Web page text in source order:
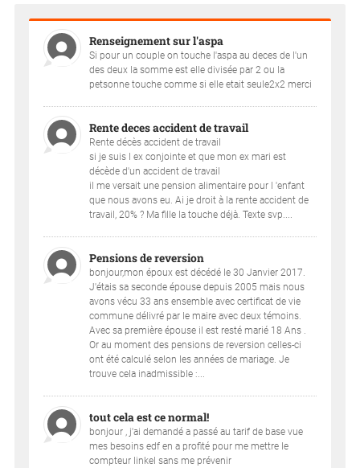
Renseignement sur l'aspa
Si pour un couple on touche l'aspa au deces de l'un
des deux la somme est elle divisée par 2 ou la
petsonne touche comme si elle etait seule2x2 merci
Rente deces accident de travail
Rente décès accident de travail
si je suis l ex conjointe et que mon ex mari est
décède d'un accident de travail
il me versait une pension alimentaire pour l 'enfant
que nous avons eu. Ai je droit à la rente accident de
travail, 20% ? Ma fille la touche déjà. Texte svp....
Pensions de reversion
bonjour,mon époux est décédé le 30 Janvier 2017.
J'étais sa seconde épouse depuis 2005 mais nous
avons vécu 33 ans ensemble avec certificat de vie
commune délivré par le maire avec deux témoins.
Avec sa première épouse il est resté marié 18 Ans .
Or au moment des pensions de reversion celles-ci
ont été calculé selon les années de mariage. Je
trouve cela inadmissible :...
tout cela est ce normal!
bonjour , j'ai demandé a passé au tarif de base vue
mes besoins edf en a profité pour me mettre le
compteur linkel sans me prévenir